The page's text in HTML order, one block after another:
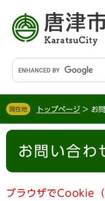
す
。
し
て
文
G
o
g
l
ス
検
現在地 トップページ > お
本
お問い合わ
ブラウザでCookie（